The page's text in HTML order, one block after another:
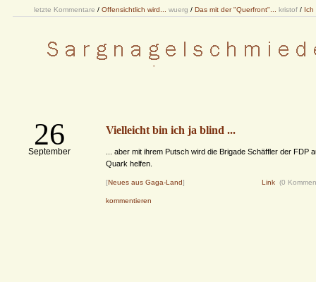
letzte Kommentare / Offensichtlich wird... wuerg / Das mit der "Querfront"... kristof / Ich
26
September
Vielleicht bin ich ja blind ...
... aber mit ihrem Putsch wird die Brigade Schäffler der FDP
Quark helfen.
[Neues aus Gaga-Land] Link (0
kommentieren